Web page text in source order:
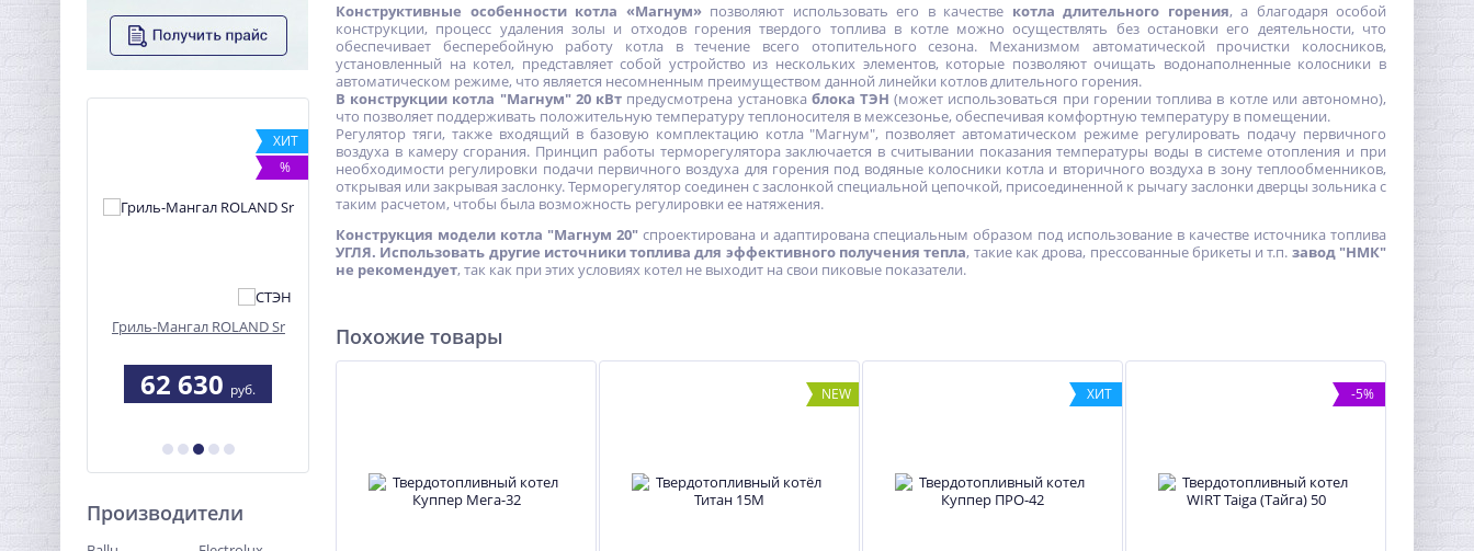
ХИТ
%
Гриль-Мангал ROLAND Sr
62 630 руб.
-12%
Печь для дома Сибирь
БВ-180
ХИТ
%
ХИТ
-5%
20 045
Производители
Конструктивные особенности котла «Магнум»позволяют использовать его в качестве котла длительного горения, а благодаря особой
конструкции, процесс удаления золы и отходов горения твердого топлива в котле можно осуществлять без остановки его деятельности, что
обеспечивает бесперебойную работу котла в течение всего отопительного сезона. Механизмом автоматической прочистки колосников,
установленный на котел, представляет собой устройство из нескольких элементов, которые позволяют очищать водонаполненные колосники в
автоматическом режиме, что является несомненным преимуществом данной линейки котлов длительного горения.
В конструкции котла "Магнум" 20 кВт предусмотрена установка блока ТЭН (может использоваться при горении топлива в котле или автономно),
что позволяет поддерживать положительную температуру теплоносителя в межсезонье, обеспечивая комфортную температуру в помещении.
Регулятор тяги, также входящий в базовую комплектацию котла "Магнум", позволяет автоматическом режиме регулировать подачу первичного
воздуха в камеру сгорания. Принцип работы терморегулятора заключается в считывании показания температуры воды в системе отопления и при
необходимости регулировки подачи первичного воздуха для горения под водяные колосники котла и вторичного воздуха в зону теплообменников,
открывая или закрывая заслонку. Терморегулятор соединен с заслонкой специальной цепочкой, присоединенной к рычагу заслонки дверцы зольника с
таким расчетом, чтобы была возможность регулировки ее натяжения.
Конструкция модели котла "Магнум 20"спроектирована и адаптирована специальным образом под использование в качестве источника топлива
УГЛЯ. Использовать другие источники топлива для эффективного получения тепла, такие как дрова, прессованные брикеты и т.п. завод "НМК"
не рекомендует, так как при этих условиях котел не выходит на свои пиковые показатели.
Похожие товары
NEW ХИТ -5%